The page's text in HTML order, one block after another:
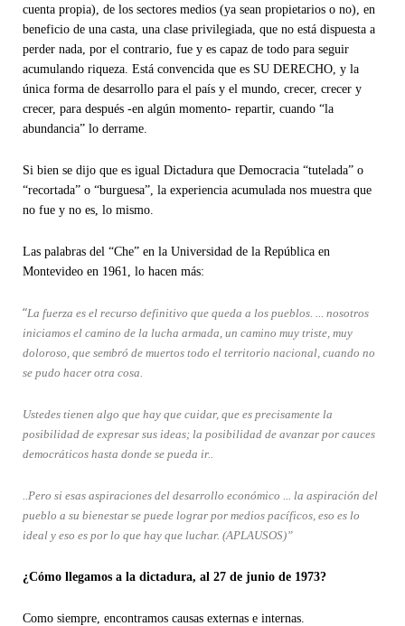
cuenta propia), de los sectores medios (ya sean propietarios o no), en
beneficio de una casta, una clase privilegiada, que no está dispuesta a
perder nada, por el contrario, fue y es capaz de todo para seguir
acumulando riqueza. Está convencida que es SU DERECHO, y la
única forma de desarrollo para el país y el mundo, crecer, crecer y
crecer, para después -en algún momento- repartir, cuando “la
abundancia” lo derrame.
Si bien se dijo que es igual Dictadura que Democracia “tutelada” o
“recortada” o “burguesa”, la experiencia acumulada nos muestra que
no fue y no es, lo mismo.
Las palabras del “Che” en la Universidad de la República en
Montevideo en 1961, lo hacen más:
“La fuerza es el recurso definitivo que queda a los pueblos. ... nosotros
iniciamos el camino de la lucha armada, un camino muy triste, muy
doloroso, que sembró de muertos todo el territorio nacional, cuando no
se pudo hacer otra cosa.
Ustedes tienen algo que hay que cuidar, que es precisamente la
posibilidad de expresar sus ideas; la posibilidad de avanzar por cauces
democráticos hasta donde se pueda ir..
..Pero si esas aspiraciones del desarrollo económico ... la aspiración del
pueblo a su bienestar se puede lograr por medios pacíficos, eso es lo
ideal y eso es por lo que hay que luchar. (APLAUSOS)”
¿Cómo llegamos a la dictadura, al 27 de junio de 1973?
Como siempre, encontramos causas externas e internas.